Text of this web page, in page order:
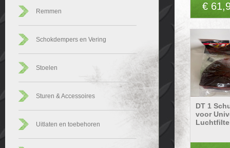
Remmen
Schokdempers en Vering
Stoelen
Sturen & Accessoires
Uitlaten en toebehoren
€
DT 1
voor